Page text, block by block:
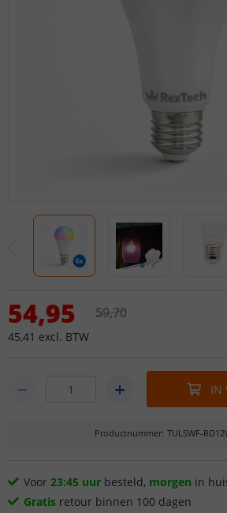
54,95
45,41 excl. BTW
59,70
IN
Productnummer: TULSWF-
Voor 23:45 uur besteld, morgen in
Gratis retour binnen 100 dagen